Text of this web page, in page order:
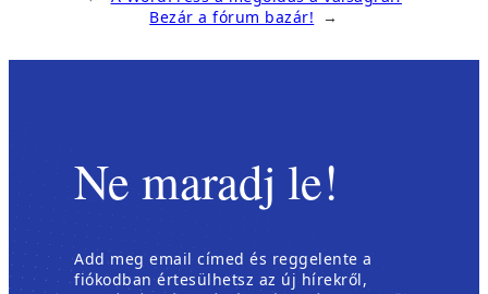
Bezár a fórum bazár! →
Ne maradj le!
Add meg email címed és reggelente a
fiókodban értesülhetsz az új hírekről,